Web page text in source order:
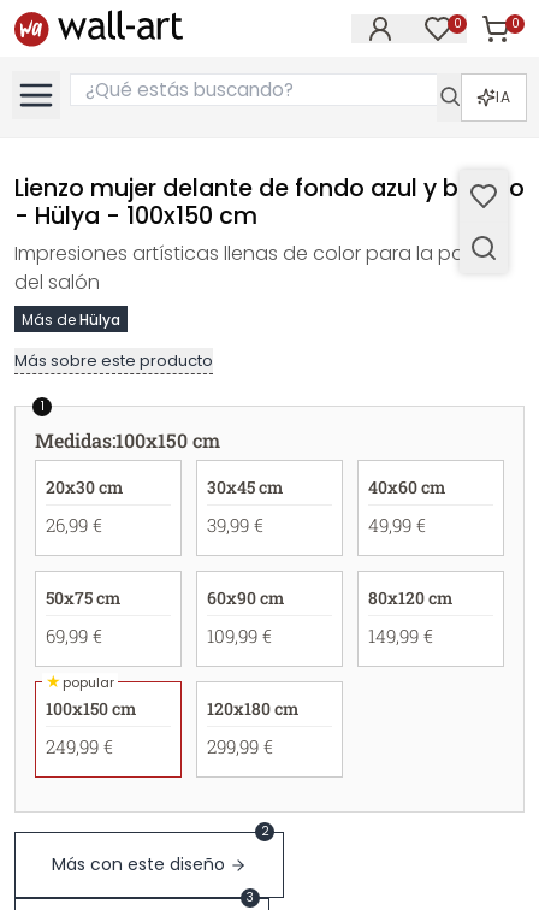
0 0
IA
Lienzo mujer delante de fondo azul y blanco
- Hülya - 100x150 cm
Impresiones artísticas llenas de color para la pared
del salón
Más deHülya
Más sobre este producto
1
Medidas:100x150 cm
20x30 cm
26,99 €
30x45 cm
39,99 €
40x60 cm
49,99 €
50x75 cm
69,99 €
60x90 cm
109,99 €
80x120 cm
149,99 €
★popular
100x150 cm
249,99 €
120x180 cm
299,99 €
Más con este diseño
2
3